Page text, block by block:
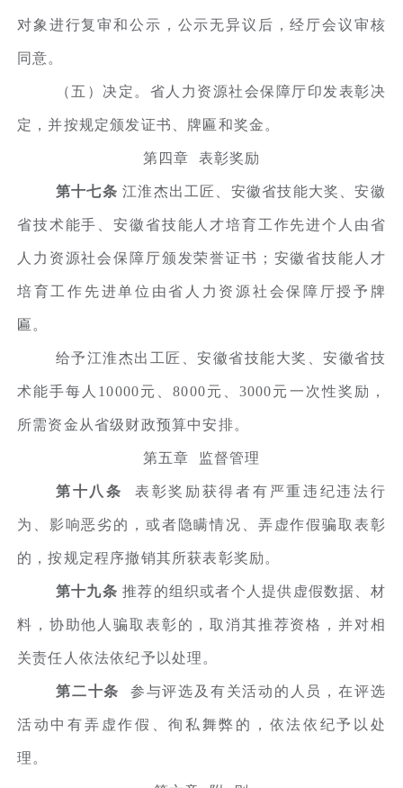
对象进行复审和公示，公示无异议后，经厅会议审核
同意。
（五）决定。省人力资源社会保障厅印发表彰决
定，并按规定颁发证书、牌匾和奖金。
第四章 表彰奖励
第十七条江淮杰出工匠、安徽省技能大奖、安徽
省技术能手、安徽省技能人才培育工作先进个人由省
人力资源社会保障厅颁发荣誉证书；安徽省技能人才
培育工作先进单位由省人力资源社会保障厅授予牌
匾。
给予江淮杰出工匠、安徽省技能大奖、安徽省技
术能手每人10000元、8000元、3000元一次性奖励，
所需资金从省级财政预算中安排。
第五章 监督管理
第十八条 表彰奖励获得者有严重违纪违法行
为、影响恶劣的，或者隐瞒情况、弄虚作假骗取表彰
的，按规定程序撤销其所获表彰奖励。
第十九条 推荐的组织或者个人提供虚假数据、材
料，协助他人骗取表彰的，取消其推荐资格，并对相
关责任人依法依纪予以处理。
第二十条 参与评选及有关活动的人员，在评选
活动中有弄虚作假、徇私舞弊的，依法依纪予以处
理。